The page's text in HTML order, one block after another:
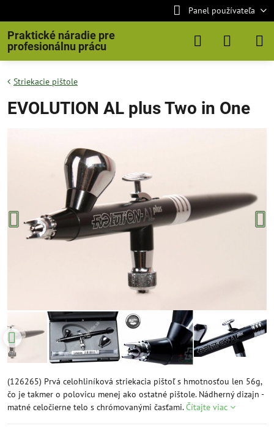
Panel používateľa
Praktické náradie pre
profesionálnu prácu
Striekacie pištole
EVOLUTION AL plus Two in One
(126265) Prvá celohliníková striekacia pištoľ s hmotnosťou len 56g,
čo je takmer o polovicu menej ako ostatné pištole. Nádherný dizajn -
matné celočierne telo s chrómovanými časťami.Čítajte viac